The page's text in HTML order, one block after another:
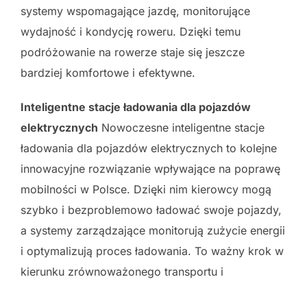
systemy wspomagające jazdę, monitorujące
wydajność i kondycję roweru. Dzięki temu
podróżowanie na rowerze staje się jeszcze
bardziej komfortowe i efektywne.
Inteligentne stacje ładowania dla pojazdów
elektrycznych Nowoczesne inteligentne stacje
ładowania dla pojazdów elektrycznych to kolejne
innowacyjne rozwiązanie wpływające na poprawę
mobilności w Polsce. Dzięki nim kierowcy mogą
szybko i bezproblemowo ładować swoje pojazdy,
a systemy zarządzające monitorują zużycie energii
i optymalizują proces ładowania. To ważny krok w
kierunku zrównoważonego transportu i